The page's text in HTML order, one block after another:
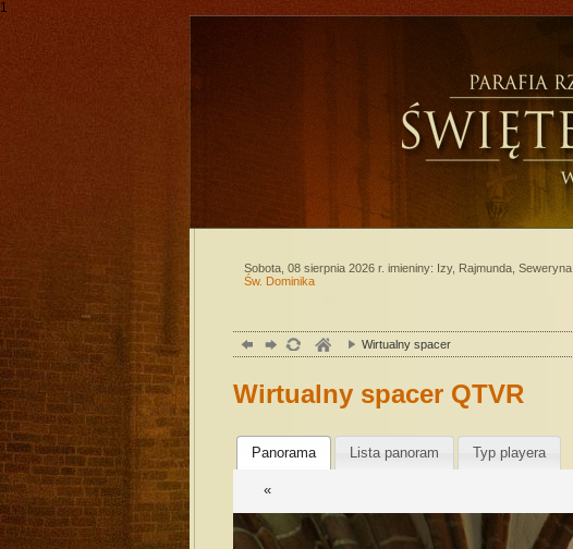
1
Sobota, 08 sierpnia 2026 r. imieniny: Izy, Rajmunda, Seweryna
Św. Dominika
Wirtualny spacer
Wirtualny spacer QTVR
Panorama Lista panoram Typ playera
«